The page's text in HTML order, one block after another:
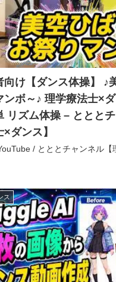
向け【ダンス体操】 ♪
ンボ～♪ 理学療法士×
リズム体操 – ととと
ダンス】
/ とととチャンネル【
ス